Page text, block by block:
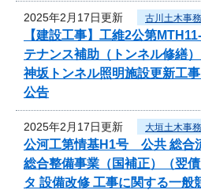
2025年2月17日更新 古川土木事
【建設工事】工維2公第
テナンス補助（トンネル修繕
神坂トンネル照明施設更新工
公告
2025年2月17日更新 大垣土木事
公河工第情基H1号 公共 総合
総合整備事業（国補正）（翌
タ 設備改修 工事に関する一般